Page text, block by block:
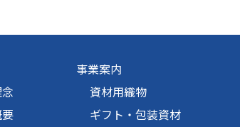
事業案内
資材用織物
ギフト・包装資材